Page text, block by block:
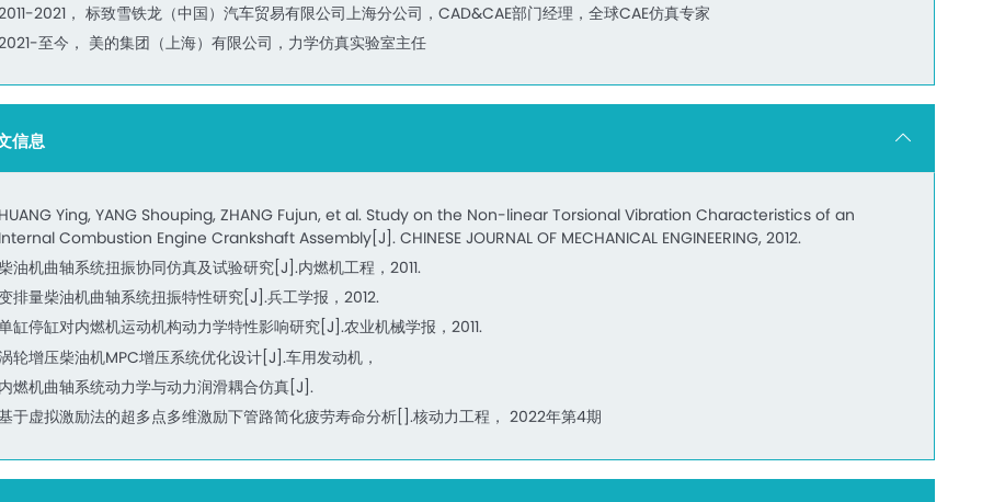
2021， 标致雪铁龙（中国）汽车贸易有限公司上海分公司，CAD&CAE部门经理，全球CAE仿真专家
至今， 美的集团（上海）有限公司，力学仿真实验室主任
信息
Ying, YANG Shouping, ZHANG Fujun, et al. Study on the Non-linear Torsional Vibration Characteristics of an
Combustion Engine Crankshaft Assembly[J]. CHINESE JOURNAL OF MECHANICAL ENGINEERING, 2012.
油机曲轴系统扭振协同仿真及试验研究[J].内燃机工程，2011.
排量柴油机曲轴系统扭振特性研究[J].兵工学报，2012.
缸停缸对内燃机运动机构动力学特性影响研究[J].农业机械学报，2011.
轮增压柴油机MPC增压系统优化设计[J].车用发动机，
燃机曲轴系统动力学与动力润滑耦合仿真[J].
于虚拟激励法的超多点多维激励下管路简化疲劳寿命分析[].核动力工程， 2022年第4期